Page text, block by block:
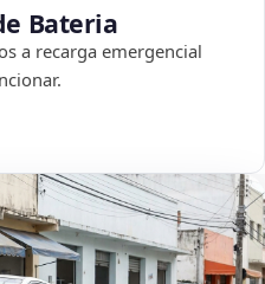
Bateria
a recarga emergencial